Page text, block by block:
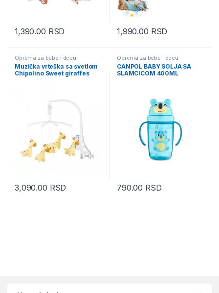
1,390.00 RSD 1,990.00 RSD
Oprema za bebe i decu
Muzička vrteška sa svetlom
Chipolino Sweet giraffes
3,090.00 RSD
Oprema za bebe i decu
CANPOL BABY SOLJA SA
SLAMCICOM 400ML
790.00 RSD